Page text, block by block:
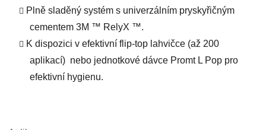
Plně sladěný systém s univerzálním pryskyřičným
cementem 3M ™ RelyX ™.
K dispozici v efektivní flip-top lahvičce (až 200
aplikací) nebo jednotkové dávce Promt L Pop pro
efektivní hygienu.